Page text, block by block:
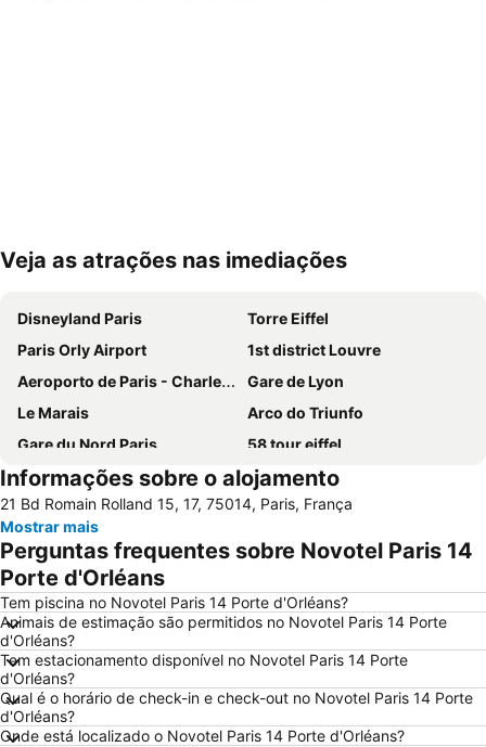
Ampliar mapa
Veja as atrações nas imediações
Disneyland Paris
Torre Eiffel
Paris Orly Airport
1st district Louvre
Aeroporto de Paris - Charles de Gaulle
Gare de Lyon
Le Marais
Arco do Triunfo
Gare du Nord Paris
58 tour eiffel
Champs Elysées
Quartier Latin
8th district Élysée
9th district Opéra
Museu do Louvre
6th district Luxembourg
Paris Expo Porte de Versailles
Montparnasse
Stade de France
7th district Palais Bourbon
15th district Vaugirard
Disney Village
3rd district Temple
14th district Observatoire
Bercy
4th district Hôtel-de-Ville
Colina de Montmartre
Informações sobre o alojamento
21 Bd Romain Rolland 15, 17, 75014, Paris, França
Mostrar mais
Perguntas frequentes sobre Novotel Paris 14
Porte d'Orléans
Tem piscina no Novotel Paris 14 Porte d'Orléans?
Animais de estimação são permitidos no Novotel Paris 14 Porte
d'Orléans?
Tem estacionamento disponível no Novotel Paris 14 Porte
d'Orléans?
Qual é o horário de check-in e check-out no Novotel Paris 14 Porte
d'Orléans?
Onde está localizado o Novotel Paris 14 Porte d'Orléans?